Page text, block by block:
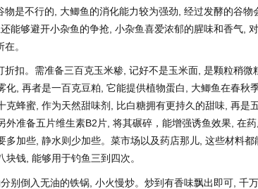
是不行的, 大鲫鱼的消化能力较为强劲, 经过发酵的谷物
能够避开小杂鱼的争抢, 小杂鱼喜爱浓郁的腥味和香气,
。
扣。需准备三百克玉米糁, 记好不是玉米面, 是颗粒稍
, 再者是一百克豆粕, 它能提供植物蛋白, 大鲫鱼在春秋
蜂蜜, 作为天然甜味剂, 比白糖拥有更持久的甜味, 再是
准备五片维生素B2片, 将其碾碎，能增强诱鱼效果, 在
加些, 静水则少加些。菜市场以及药店那儿, 这些材料都
钱, 能够用于钓鱼三到四次。
别倒入无油的铁锅, 小火慢炒。炒到有香味飘出即可, 千